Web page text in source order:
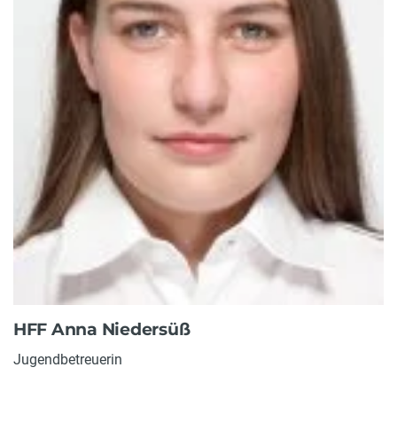
HFF Anna Niedersüß
Jugendbetreuerin